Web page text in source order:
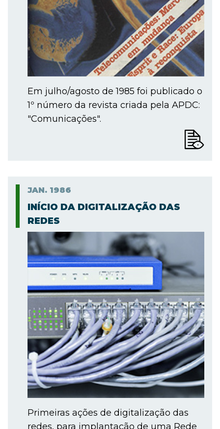
Em julho/agosto de 1985 foi publicado o
1º número da revista criada pela APDC:
"Comunicações".
JAN. 1986
INÍCIO DA DIGITALIZAÇÃO DAS
REDES
Primeiras ações de digitalização das
redes, para implantação de uma Rede